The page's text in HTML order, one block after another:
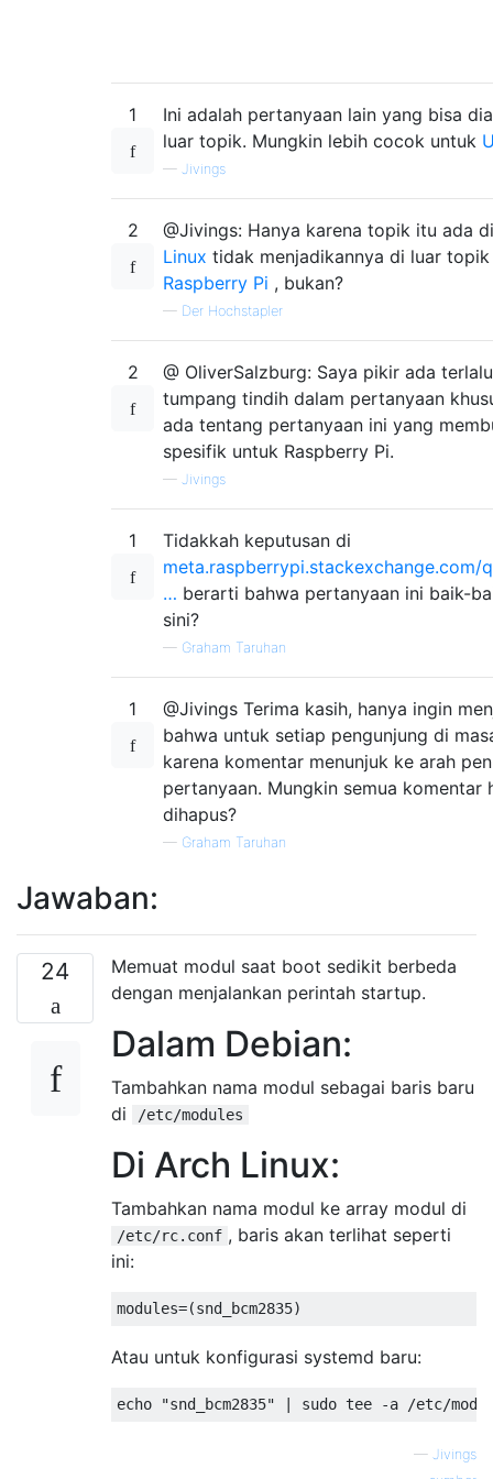
1
Ini adalah pertanyaan lain yang bisa
luar topik. Mungkin lebih cocok untuk
— Jivings
2
@Jivings: Hanya karena topik itu ada
Linux tidak menjadikannya di luar
Raspberry Pi , bukan?
— Der Hochstapler
2
@ OliverSalzburg: Saya pikir ada
tumpang tindih dalam pertanyaan
ada tentang pertanyaan ini yang
spesifik untuk Raspberry Pi.
— Jivings
1
Tidakkah keputusan di
meta.raspberrypi.stackexchange.com/
… berarti bahwa pertanyaan ini baik-
sini?
— Graham Taruhan
1
@Jivings Terima kasih, hanya ingin
bahwa untuk setiap pengunjung di
karena komentar menunjuk ke arah
pertanyaan. Mungkin semua komentar
dihapus?
— Graham Taruhan
Jawaban:
24
Memuat modul saat boot sedikit berbeda
dengan menjalankan perintah startup.
Dalam Debian:
Tambahkan nama modul sebagai baris baru
di
/etc/modules
Di Arch Linux:
Tambahkan nama modul ke array modul di
/etc/rc.conf , baris akan terlihat seperti
ini:
Atau untuk konfigurasi systemd baru:
— Jivings